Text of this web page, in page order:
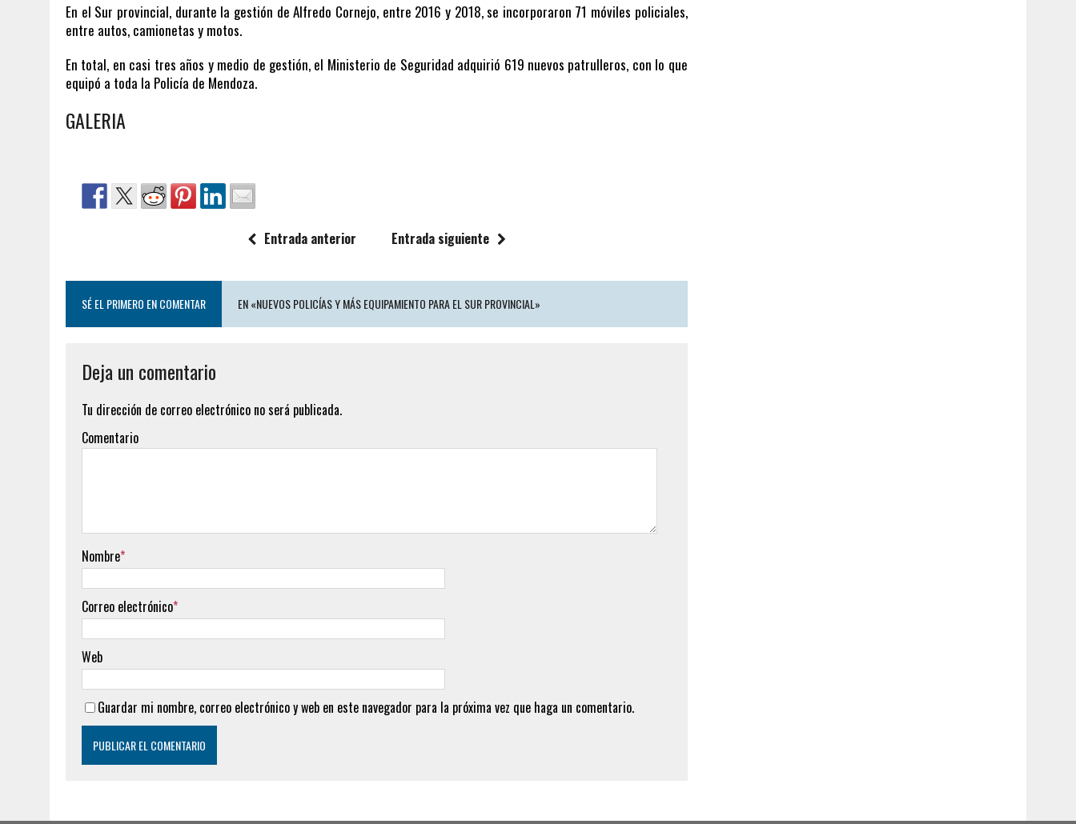
En el Sur provincial, durante la gestión de Alfredo Cornejo, entre 2016 y 2018, se incorporaron 71 móviles policiales,
entre autos, camionetas y motos.
En total, en casi tres años y medio de gestión, el Ministerio de Seguridad adquirió 619 nuevos patrulleros, con lo que
equipó a toda la Policía de Mendoza.
GALERIA
Entrada anterior Entrada siguiente
SÉ EL PRIMERO EN COMENTAR EN «NUEVOS POLICÍAS Y MÁS EQUIPAMIENTO PARA EL SUR PROVINCIAL»
Deja un comentario
Tu dirección de correo electrónico no será publicada.
Comentario
Nombre*
Correo electrónico*
Web
Guardar mi nombre, correo electrónico y web en este navegador para la próxima vez que haga un comentario.